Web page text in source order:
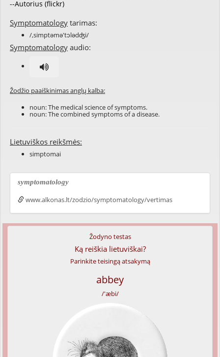
--Autorius (flickr)
Symptomatology tarimas:
/,simptəmə'tɔlədʤi/
Symptomatology audio:
Žodžio paaiškinimas anglų kalba:
noun: The medical science of symptoms.
noun: The combined symptoms of a disease.
Lietuviškos reikšmės:
simptomai
symptomatology
www.alkonas.lt/zodzio/symptomatology/vertimas
Žodyno testas
Ką reiškia lietuviškai?
Parinkite teisingą atsakymą
abbey
/'æbi/